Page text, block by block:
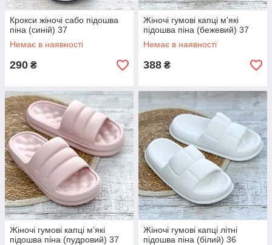
Крокси жіночі сабо підошва
піна (синій) 37
Немає в наявності
290 ₴
Жіночі гумові капці мʼякі
підошва піна (бежевий) 37
Немає в наявності
388 ₴
Жіночі гумові капці мʼякі
підошва піна (пудровий) 37
Жіночі гумові капці літні
підошва піна (білий) 36